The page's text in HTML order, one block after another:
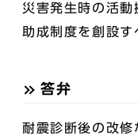
災害発生時の活
助成制度を創設す
答弁
耐震診断後の改修